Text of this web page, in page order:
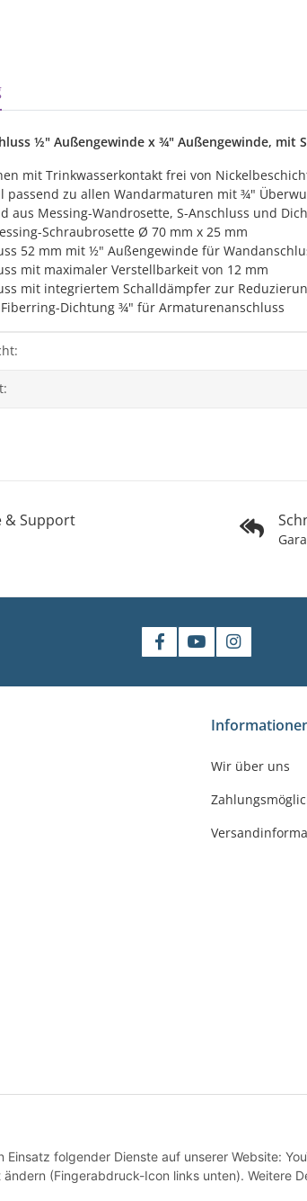
folgender Dienste auf unserer Website:
(Fingerabdruck-Icon links unten). Weitere
anzeigen
½" Außengewinde x ¾" Außengewinde,
mit Trinkwasserkontakt frei von
passend zu allen Wandarmaturen mit ¾"
aus Messing-Wandrosette, S-Anschluss und
Schraubrosette Ø 70 mm x 25 mm
52 mm mit ½" Außengewinde für
mit maximaler Verstellbarkeit von 12 mm
mit integriertem Schalldämpfer zur
Dichtung ¾" für Armaturenanschluss
& Support
Wir über uns
VERTRAG WIDERRUFEN